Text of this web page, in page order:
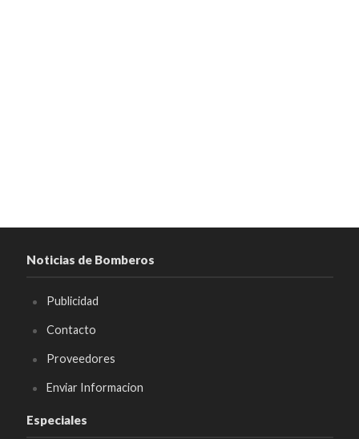
Noticias de Bomberos
Publicidad
Contacto
Proveedores
Enviar Informacion
Especiales